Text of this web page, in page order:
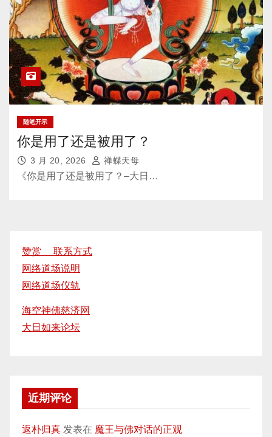
随笔开示
你是用了还是被用了？
3 月 20, 2026 禅蝶天母
《你是用了还是被用了？–大日…
赞赏 联系方式
网络道场说明
网络道场仪轨
海空神佛慈济网
大日如来论坛
近期评论
返朴归真 发表在 魔王与佛对话的正观